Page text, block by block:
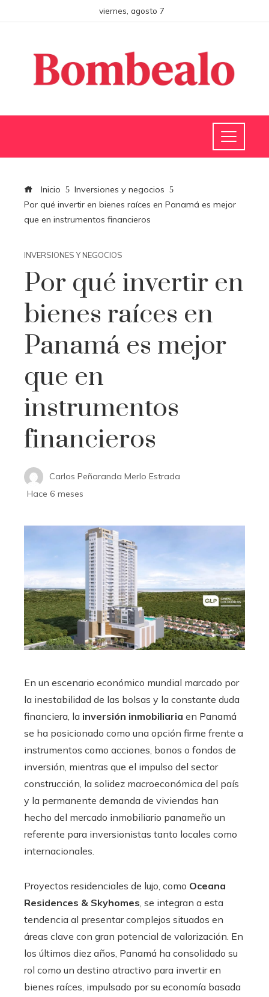
viernes, agosto 7
Inicio
Inversiones y negocios
Por qué invertir en bienes raíces en Panamá es mejor
que en instrumentos financieros
INVERSIONES Y NEGOCIOS
Por qué invertir en
bienes raíces en
Panamá es mejor
que en
instrumentos
financieros
Carlos Peñaranda Merlo Estrada
Hace 6 meses
En un escenario económico mundial marcado por
la inestabilidad de las bolsas y la constante duda
financiera, la inversión inmobiliaria en Panamá
se ha posicionado como una opción firme frente a
instrumentos como acciones, bonos o fondos de
inversión, mientras que el impulso del sector
construcción, la solidez macroeconómica del país
y la permanente demanda de viviendas han
hecho del mercado inmobiliario panameño un
referente para inversionistas tanto locales como
internacionales.
Proyectos residenciales de lujo, como Oceana
Residences & Skyhomes, se integran a esta
tendencia al presentar complejos situados en
áreas clave con gran potencial de valorización. En
los últimos diez años, Panamá ha consolidado su
rol como un destino atractivo para invertir en
bienes raíces, impulsado por su economía basada